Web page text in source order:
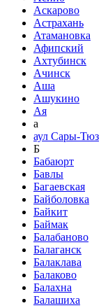
Аскарово
Астрахань
Атамановка
Афипский
Ахтубинск
Ачинск
Аша
Ашукино
Ая
а
аул Сары-Тюз
Б
Бабаюрт
Бавлы
Багаевская
Байболовка
Байкит
Баймак
Балабаново
Балаганск
Балаклава
Балаково
Балахна
Балашиха